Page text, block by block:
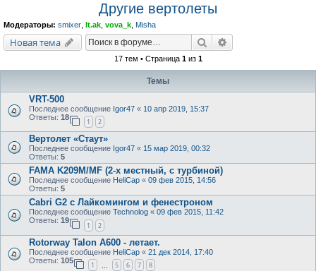
Другие вертолеты
Модераторы: smixer lt.ak vova_k Misha
Новая тема Поиск
17 тем • Страница 1из 1
Темы
VRT-500
Последнее сообщение Igor47 « 10 апр 2019, 15:37
Ответы: 18
1 2
Вертолет «Стаут»
Последнее сообщение Igor47 « 15 мар 2019, 00:32
Ответы: 5
FAMA K209M/MF (2-х местный, с турбиной)
Последнее сообщение HeliCap « 09 фев 2015, 14:56
Ответы: 5
Cabri G2 с Лайкомингом и фенестроном
Последнее сообщение Technolog « 09 фев 2015, 11:42
Ответы: 19
1 2
Rotorway Talon A600 - летает.
Последнее сообщение HeliCap « 21 дек 2014, 17:40
Ответы: 105
1 5 6 7 8